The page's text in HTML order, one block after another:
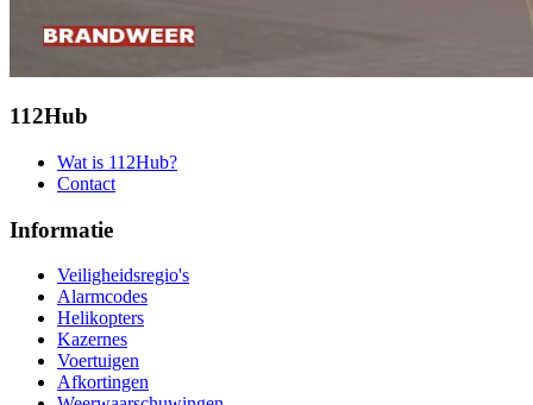
112Hub
Wat is 112Hub?
Contact
Informatie
Veiligheidsregio's
Alarmcodes
Helikopters
Kazernes
Voertuigen
Afkortingen